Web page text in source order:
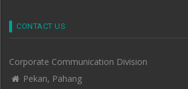
CONTACT US
Corporate Communication Division
Pekan, Pahang